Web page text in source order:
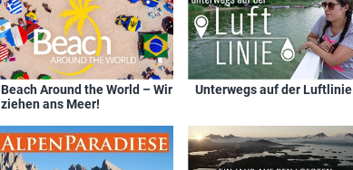
Beach Around the World – Wir
ziehen ans Meer!
Unterwegs auf der Luftlinie